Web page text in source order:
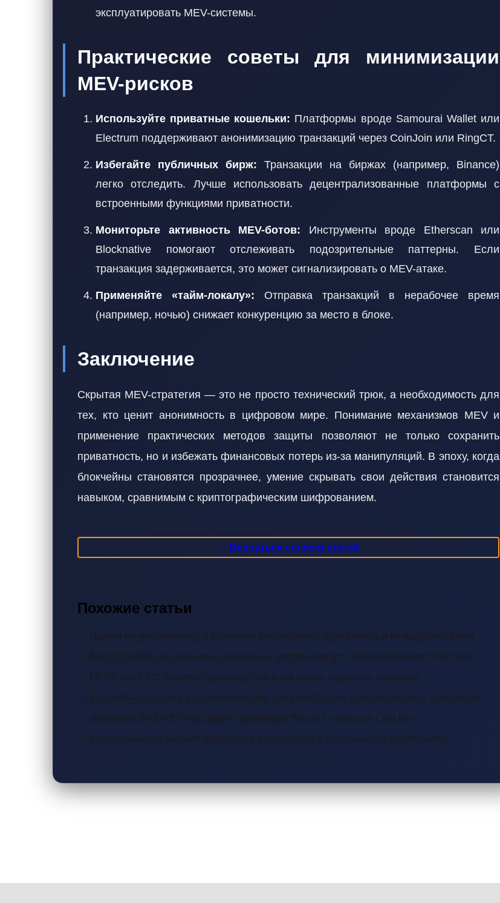
эксплуатировать MEV-системы.
Практические советы для минимизации
MEV-рисков
Используйте приватные кошельки: Платформы вроде Samourai Wallet или
Electrum поддерживают анонимизацию транзакций через CoinJoin или RingCT.
Избегайте публичных бирж: Транзакции на биржах (например, Binance)
легко отследить. Лучше использовать децентрализованные платформы с
встроенными функциями приватности.
Мониторьте активность MEV-ботов: Инструменты вроде Etherscan или
Blocknative помогают отслеживать подозрительные паттерны. Если
транзакция задерживается, это может сигнализировать о MEV-атаке.
Применяйте «тайм-локалу»: Отправка транзакций в нерабочее время
(например, ночью) снижает конкуренцию за место в блоке.
Заключение
Скрытая MEV-стратегия — это не просто технический трюк, а необходимость для
тех, кто ценит анонимность в цифровом мире. Понимание механизмов MEV и
применение практических методов защиты позволяют не только сохранить
приватность, но и избежать финансовых потерь из-за манипуляций. В эпоху, когда
блокчейны становятся прозрачнее, умение скрывать свои действия становится
навыком, сравнимым с криптографическим шифрованием.
← Вернуться к списку статей
Похожие статьи
→ Налоги на криптовалюту в Болгарии: как сохранить приватность и не нарушить закон
→ Bitcoin Tumble: как анонимно смешивать криптовалюту с DNS-резолвером DNSCrypt
→ MEXC без KYC: лимиты, преимущества и как начать торговать анонимно
→ Блокчейн-аналитика и деанонимизация: как разоблачают криптовалютные транзакции
→ JoinMarket SNICKER: как скрыть транзакции Bitcoin с помощью CoinJoin
→ Биткоин-миксер: мнения экспертов о приватности и безопасности криптовалют